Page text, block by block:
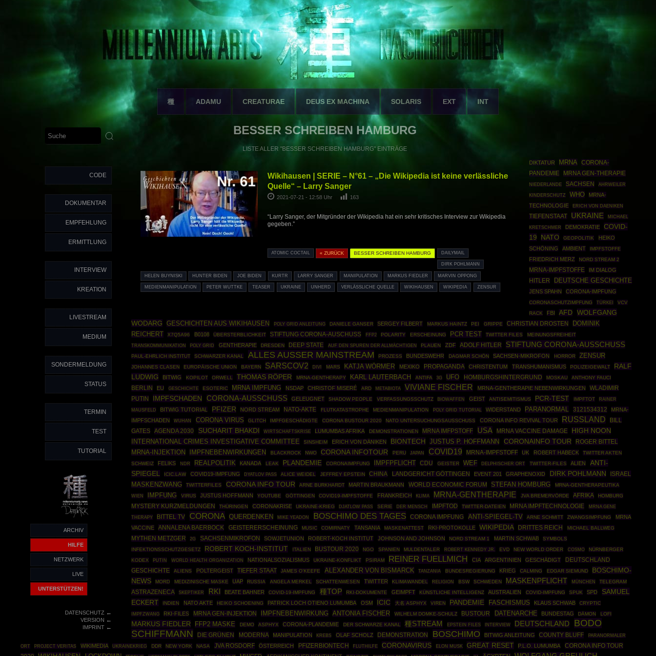
種 ADAMU CREATURAE DEUS EX MACHINA SOLARIS EXT INT
CODE
DOKUMENTAR
EMPFEHLUNG
ERMITTLUNG
INTERVIEW
KREATION
LIVESTREAM
MEDIUM
SONDERMELDUNG
STATUS
TERMIN
TEST
TUTORIAL
ARCHIV
HILFE
NETZWERK
LIVE
UNTERSTÜTZEN!
DATENSCHUTZ←
VERSION ←
IMPRINT←
BESSER SCHREIBEN HAMBURG
LISTE ALLER "BESSER SCHREIBEN HAMBURG" EINTRÄGE
Wikihausen | SERIE – N°61 – „Die Wikipedia ist keine verlässliche
Quelle“ – Larry Sanger
2021-07-21 - 12:58 Uhr 163
“Larry Sanger, der Mitgründer der Wikipedia hat ein sehr kritisches Interview zur Wikipedia
gegeben.”
ATOMIC COCTAIL « ZURÜCK BESSER SCHREIBEN HAMBURG DAILYMAIL
DIRK POHLMANN
HELEN BUYNISKI HUNTER BIDEN JOE BIDEN KURTR LARRY SANGER MANIPULATION MARKUS FIEDLER MARVIN OPPONG
MEDIENMANIPULATION PETER WUTTKE TEASER UKRAINE UNHERD VERLÄSSLICHE QUELLE WIKIHAUSEN WIKIPEDIA ZENSUR
DIKTATUR MRNA
CORONA-
PANDEMIE
MRNA GEN-THERAPIE
NIEDERLANDE SACHSEN AHRWEILER
KINDERSCHUTZ WHO
MRNA-
TECHNOLOGIE
ERICH VON DAENIKEN
TIEFENSTAAT UKRAINE MICHAEL
KRETSCHMER DEMOKRATIE
COVID-
19
NATO GEOPOLITIK
HEIKO
SCHÖNING
AMBIENT IMPFSTOFFE
FRIEDRICH MERZ NORD STREAM 2
MRNA-IMPFSTOFFE IM DIALOG
HITLER DEUTSCHE GESCHICHTE
JENS SPAHN CORONA-IMPFUNG
CORONASCHUTZIMPFUNG TÜRKEI
VCV
RACK
FBI AFD WOLFGANG
WODARG
GESCHICHTEN AUS WIKIHAUSEN POLY GRID ANLEITUNG DANIELE GANSER SERGEY FILBERT MARKUS HAINTZ PEI GRIPPE CHRISTIAN DROSTEN
DOMINIK
REICHERT
X7Q5A96 B0108 ÜBERSTERBLICHKEIT STIFTUNG CORONA-AUSCHUSS FFP2 POLARITY ERSCHEINUNG PCR TEST TWITTER FILES MEINUNGSFREIHEIT
TRANSKOMMUNIKATION POLY GRID GENTHERAPIE DRESDEN DEEP STATE AUF DEN SPUREN DER ALLMÄCHTIGEN PLAUEN ZDF ADOLF HITLER STIFTUNG CORONA-AUSSCHUSS
PAUL-EHRLICH INSTITUT SCHWARZER KANAL ALLES AUSSER MAINSTREAM PROZESS BUNDESWEHR DAGMAR SCHÖN SACHSEN-MIKROFON HORROR ZENSUR
JOHANNES CLASEN EUROPÄISCHE UNION BAYERN SARSCOV2 DIVI MARS KATJA WÖRMER MEXIKO PROPAGANDA CHRISTENTUM TRANSHUMANISMUS POLIZEIGEWALT
RALF
LUDWIG
BITWIG KOPILOT ORWELL THOMAS RÖPER MRNA-GENTHERAPY KARL LAUTERBACH ANTIFA 3G UFO HOMBURGSHINTERGRUND MOSKAU ANTHONY FAUCI
BERLIN EU GESCHICHTE ESOTERIC MRNA IMPFUNG NSDAP CHRISTOF MISERÉ ARD METABIOTA VIVIANE FISCHER MRNA-GENTHERAPIE NEBENWIRKUNGEN
WLADIMIR
PUTIN
IMPFSCHADEN CORONA-AUSSCHUSS GELEUGNET SHADOW PEOPLE VERFASSUNGSSCHUTZ BIOWAFFEN GEIST ANTISEMITISMUS PCR-TEST IMPFTOT
RAINER
MAUSFELD
BITWIG TUTORIAL PFIZER NORD STREAM NATO-AKTE FLUTKATASTROPHE MEDIENMANIPULATION POLY GRID TUTORIAL WIDERSTAND PARANORMAL 3121534312
MRNA-
IMPFSCHADEN
WUHAN CORONA VIRUS GLITCH IMPFGESCHÄDIGTE CORONA BUSTOUR 2020 NATO UNTERSUCHUNGSAUSSCHUSS CORONA INFO REVIVAL TOUR RUSSLAND
BILL
GATES
AGENDA 2030 SUCHARIT BHAKDI WIRTSCHAFTSKRISE LUMUMBAS AFRIKA DEMONSTRATIONEN MRNA IMFPSTOFF USA MRNA VACCINE DAMAGE
HIGH NOON
INTERNATIONAL CRIMES INVESTIGATIVE COMMITTEE
SINSHEIM ERICH VON DÄNIKEN BIONTECH JUSTUS P. HOFFMANN CORONAINFO TOUR ROGER BITTEL
MRNA-INJEKTION IMPFNEBENWIRKUNGEN BLACKROCK NWO CORONA INFOTOUR PERU JAPAN COVID19 MRNA-IMPFSTOFF UK ROBERT HABECK
TWITTER AKTEN
SCHWEIZ
FELIKS NDR REALPOLITIK KANADA LEAK PLANDEMIE CORONAIMPFUNG IMPFPFLICHT CDU GEISTER WEF DELPHISCHER ORT TWITTER-FILES ALIEN
ANTI-
SPIEGEL
ICIC.LAW COVID19-IMPFUNG DYATLOV PASS ALICE WEIDEL JEFFREY EPSTEIN CHINA LANDGERICHT GÖTTINGEN EVENT 201 GRAPHENOXID DIRK POHLMANN ISRAEL
MASKENZWANG TWITTERFILES CORONA INFO TOUR ARNE BURKHARDT MARTIN BRAUKMANN WORLD ECONOMIC FORUM STEFAN HOMBURG MRNA-GENTHERAPEUTIKA
WIEN IMPFUNG VIRUS JUSTUS HOFFMANN YOUTUBE GÖTTINGEN COVID19-IMPFSTOFFE FRANKREICH KLIMA MRNA-GENTHERAPIE JVA BREMERVÖRDE AFRIKA HOMBURG
MYSTERY KURZMELDUNGEN THÜRINGEN CORONAKRISE UKRAINE-KRIEG DJATLOW PASS SERIE DER MENSCH IMPFTOD TWITTER-DATEIEN MRNA IMPFTECHNOLOGIE
MRNA GENE
THERAPY
BITTEL TV CORONA QUERDENKEN MIKE YEADON BOSCHIMO DES TAGES CORONA IMPFUNG ANTI-SPIEGEL-TV ARNE SCHMITT ZWANGSIMPFUNG
MRNA
VACCINE
ANNALENA BAERBOCK GEISTERERSCHEINUNG MUSIC COMIRNATY TANSANIA MASKENATTEST RKI-PROTOKOLLE WIKIPEDIA DRITTES REICH MICHAEL BALLWEG
MYTHEN METZGER 2G SACHSENMIKROFON SOWJETUNION ROBERT-KOCH INSTITUT JOHNSON AND JOHNSON NORD STREAM 1 MARTIN SCHWAB
SYMBOLS
INFEKTIONSSCHUTZGESETZ
ROBERT KOCH-INSTITUT ITALIEN BUSTOUR 2020 NGO SPANIEN MULDENTALER ROBERT KENNEDY JR. EVD NEW WORLD ORDER COSMO
NÜRNBERGER
KODEX
PUTIN WORLD HEALTH ORGANIZATION NATIONALSOZIALISMUS UKRAINE-KONFLIKT PSIRAM REINER FUELLMICH CIA ARGENTINIEN GESCHÄDIGT
DEUTSCHLAND
GESCHICHTE
ALIENS POLTERGEIST TIEFER STAAT JAMES O'KEEFE ALEXANDER VON BISMARCK TANZANIA BUNDESREGIERUNG KRIEG CALMING EDGAR SIEMUND
BOSCHIMO-
NEWS
MORD MEDIZINISCHE MASKE UAP RUSSIA ANGELA MERKEL SCHATTENWESEN TWITTER KLIMAWANDEL RELIGION BSW SCHWEDEN MASKENPFLICHT MÜNCHEN TELEGRAM
ASTRAZENECA SKEPTIKER RKI BEATE BAHNER COVID-19-IMPFUNG 種TOP RKI-DOKUMENTE GEIMPFT KÜNSTLICHE INTELLIGENZ AUSTRALIEN COVID-IMPFUNG SPUK SPD
SAMUEL
ECKERT
INDIEN NATO AKTE HEIKO SCHOENING PATRICK LOCH OTIENO LUMUMBA OSM ICIC 大名 ASPHYX VIREN PANDEMIE FASCHISMUS KLAUS SCHWAB
CRYPTIC
IMPFZWANG
RKI-FILES MRNA GEN-INJEKTION IMPFNEBENWIRKUNG ANTONIA FISCHER WILHELM DOMKE-SCHULZ BUSTOUR DATENARCHE BUNDESTAG DÄMON LOFI
MARKUS FIEDLER FFP2 MASKE DEMO ASPHYX CORONA-PLANDEMIE DER SCHWARZE KANAL 種STREAM EPSTEIN FILES INTERVIEW DEUTSCHLAND
BODO
SCHIFFMANN
DIE GRÜNEN MODERNA MANIPULATION KREBS OLAF SCHOLZ DEMONSTRATION BOSCHIMO BITWIG ANLEITUNG COUNTY BLUFF PARANORMALER
ORT PROJECT VERITAS WIKIMEDIA UKRAINEKRIEG DDR NEW YORK NASA JVA ROSDORF ÖSTERREICH PFIZERBIONTECH FLUTHILFE CORONAVIRUS ELON MUSK GREAT RESET P.L.O. LUMUMBA
CORONA INFO TOUR